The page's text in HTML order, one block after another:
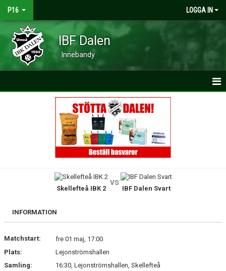
P16 LOGGA IN
IBF Dalen
Innebandy
BILDGALLERI
KONTAKT
Skellefteå IBK 2
vs
IBF Dalen Svart
INFORMATION
Matchstart:
fre 01 maj, 17:00
Plats:
Lejonströmshallen
Samling:
16:30, Lejonströmshallen, Skellefteå